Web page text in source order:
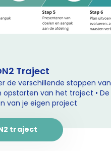
Traject
de verschillende stappen van
van het traject • De
van je eigen project
traject